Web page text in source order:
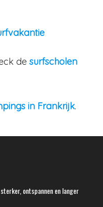
de surfscholen
in Frankrijk.
ontspannen en langer